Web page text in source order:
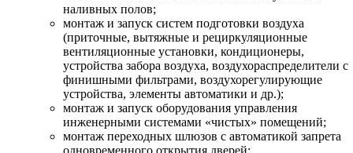
наливных полов;
монтаж и запуск систем подготовки воздуха
(приточные, вытяжные и рециркуляционные
вентиляционные установки, кондиционеры,
устройства забора воздуха, воздухораспределители с
финишными фильтрами, воздухорегулирующие
устройства, элементы автоматики и др.);
монтаж и запуск оборудования управления
инженерными системами «чистых» помещений;
монтаж переходных шлюзов с автоматикой запрета